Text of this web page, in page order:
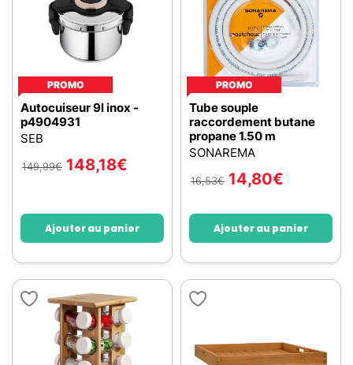
PROMO
Autocuiseur 9l inox -
p4904931
SEB
149,99€ 148,18€
Ajouter au panier
PROMO
Tube souple
raccordement butane
propane 1.50 m
SONAREMA
16,53€ 14,80€
Ajouter au panier